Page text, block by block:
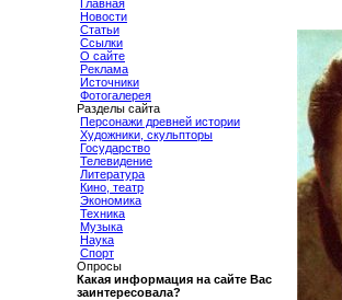
Главная
Новости
Статьи
Ссылки
О сайте
Реклама
Источники
Фотогалерея
Разделы сайта
Персонажи древней истории
Художники, скульпторы
Государство
Телевидение
Литература
Кино, театр
Экономика
Техника
Музыка
Наука
Спорт
Опросы
Какая информация на сайте Вас
заинтересовала?